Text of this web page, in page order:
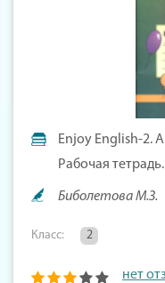
Enjoy English-2.
Рабочая
Биболетова М.З.
Класс: 2
нет